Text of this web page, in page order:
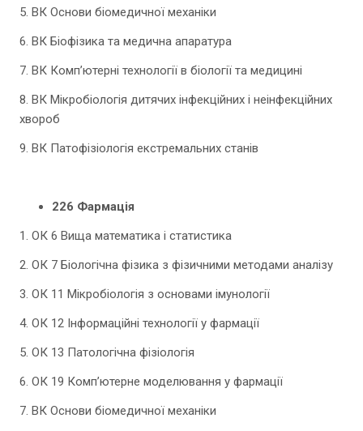
5. ВК Основи біомедичної механіки
6. ВК Біофізика та медична апаратура
7. ВК Комп’ютерні технології в біології та медицині
8. ВК Мікробіологія дитячих інфекційних і неінфекційних
хвороб
9. ВК Патофізіологія екстремальних станів
226 Фармація
1. ОК 6 Вища математика і статистика
2. ОК 7 Біологічна фізика з фізичними методами аналізу
3. ОК 11 Мікробіологія з основами імунології
4. ОК 12 Інформаційні технології у фармації
5. ОК 13 Патологічна фізіологія
6. ОК 19 Комп’ютерне моделювання у фармації
7. ВК Основи біомедичної механіки